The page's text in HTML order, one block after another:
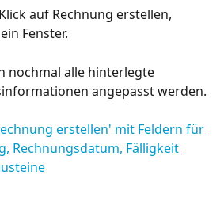
auf Rechnung erstellen,
Fenster.
nochmal alle hinterlegte
angepasst werden.